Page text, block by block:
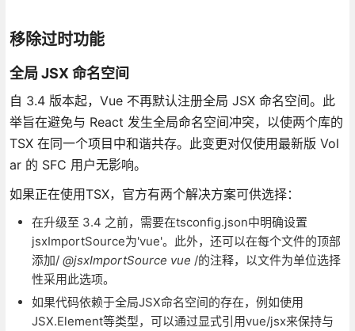
移除过时功能
全局 JSX 命名空间
自 3.4 版本起，Vue 不再默认注册全局 JSX 命名空间。此
举旨在避免与 React 发生全局命名空间冲突，以使两个库的
TSX 在同一个项目中和谐共存。此变更对仅使用最新版 Vol
ar 的 SFC 用户无影响。
如果正在使用TSX，官方有两个解决方案可供选择：
在升级至 3.4 之前，需要在tsconfig.json中明确设置
jsxImportSource为'vue'。此外，还可以在每个文件的顶部
添加/@jsxImportSource vue /的注释，以文件为单位选择
性采用此选项。
如果代码依赖于全局JSX命名空间的存在，例如使用
JSX.Element等类型，可以通过显式引用vue/jsx来保持与